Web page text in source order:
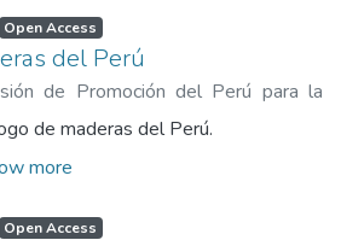
Open Access
del Perú
de Promoción del Perú para la
y el Turismo
y el Turismo
de maderas del Perú.
more
Open Access